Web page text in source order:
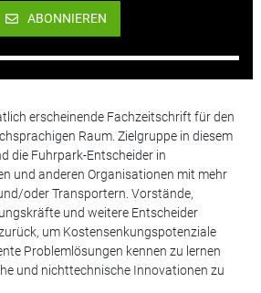
ABONNIEREN
erscheinende Fachzeitschrift für den
Raum. Zielgruppe in diesem
die Fuhrpark-Entscheider in
und anderen Organisationen mit mehr
oder Transportern. Vorstände,
und weitere Entscheider
um Kostensenkungspotenziale
Problemlösungen kennen zu lernen
und nichttechnische Innovationen zu